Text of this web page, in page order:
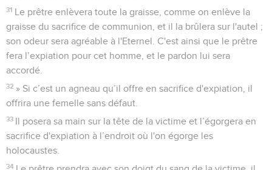
31
Le prêtre enlèvera toute la graisse, comme on enlève la
graisse du sacrifice de communion, et il la brûlera sur l'autel ;
son odeur sera agréable à l'Eternel. C'est ainsi que le prêtre
fera l’expiation pour cet homme, et le pardon lui sera
accordé.
32 » Si c’est un agneau qu’il offre en sacrifice d'expiation, il
offrira une femelle sans défaut.
33
Il posera sa main sur la tête de la victime et l’égorgera en
sacrifice d'expiation à l’endroit où l'on égorge les
holocaustes.
34